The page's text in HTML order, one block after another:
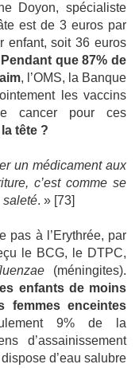
Doyon, spécialiste
est de 3 euros par
enfant, soit 36 euros
Pendant que 87% de
, l’OMS, la Banque
les vaccins
cancer pour ces
tête ?
un médicament aux
c’est comme se
saleté. » [73]
pas à l’Erythrée, par
le BCG, le DTPC,
(méningites).
enfants de moins
enceintes
9% de la
d’assainissement
d’eau salubre